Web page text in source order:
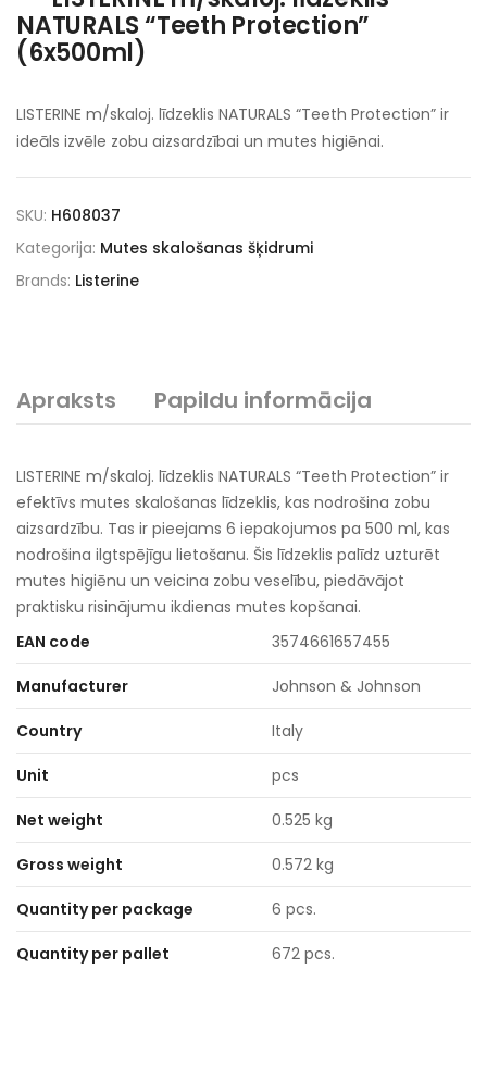
NATURALS “Teeth Protection”
(6x500ml)
LISTERINE m/skaloj. līdzeklis NATURALS “Teeth Protection” ir
ideāls izvēle zobu aizsardzībai un mutes higiēnai.
SKU: H608037
Kategorija: Mutes skalošanas šķidrumi
Brands: Listerine
Apraksts Papildu informācija
LISTERINE m/skaloj. līdzeklis NATURALS “Teeth Protection” ir
efektīvs mutes skalošanas līdzeklis, kas nodrošina zobu
aizsardzību. Tas ir pieejams 6 iepakojumos pa 500 ml, kas
nodrošina ilgtspējīgu lietošanu. Šis līdzeklis palīdz uzturēt
mutes higiēnu un veicina zobu veselību, piedāvājot
praktisku risinājumu ikdienas mutes kopšanai.
EAN code
3574661657455
Manufacturer Johnson & Johnson
Country Italy
Unit pcs
Net weight 0.525 kg
Gross weight 0.572 kg
Quantity per package 6 pcs.
Quantity per pallet 672 pcs.